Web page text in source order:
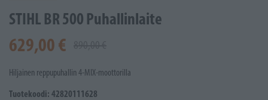
STIHL BR 500 Puhallinlaite
629,00 €
Hiljainen reppupuhallin 4-MIX-moottorilla
Tuotekoodi: 42820111628